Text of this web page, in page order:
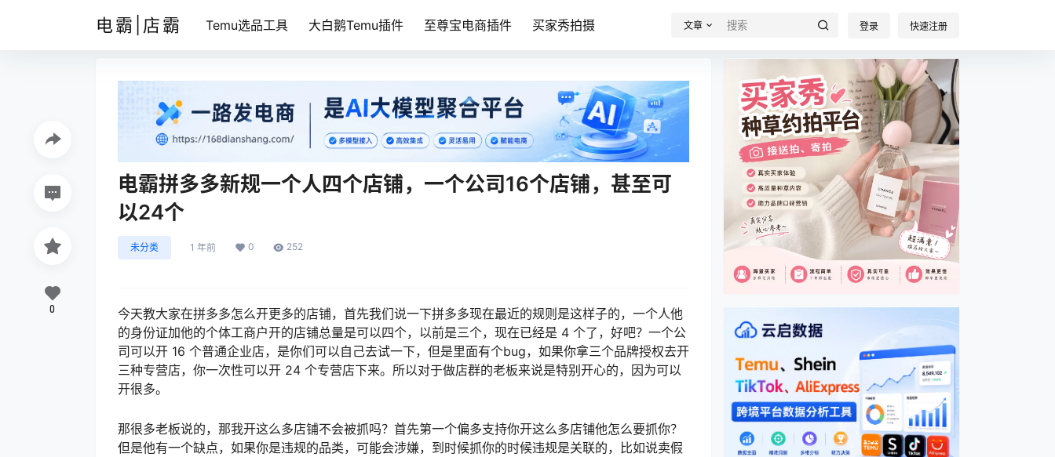
电霸|店霸 Temu选品工具 大白鹅Temu插件 至尊宝电商插件 买家秀拍摄 文章 登录 快速注册
电霸拼多多新规一个人四个店铺，一个公司16个店铺，甚至可
以24个
未分类 1 年前 0 252
今天教大家在拼多多怎么开更多的店铺，首先我们说一下拼多多现在最近的规则是这样子的，一个人他
的身份证加他的个体工商户开的店铺总量是可以四个，以前是三个，现在已经是 4 个了，好吧？一个公
司可以开 16 个普通企业店，是你们可以自己去试一下，但是里面有个bug，如果你拿三个品牌授权去开
三种专营店，你一次性可以开 24 个专营店下来。所以对于做店群的老板来说是特别开心的，因为可以
开很多。
那很多老板说的，那我开这么多店铺不会被抓吗？首先第一个偏多支持你开这么多店铺他怎么要抓你？
但是他有一个缺点，如果你是违规的品类，可能会涉嫌，到时候抓你的时候违规是关联的，比如说卖假
0